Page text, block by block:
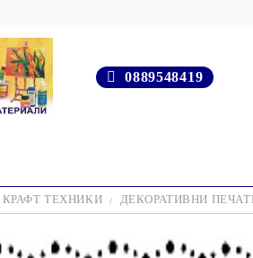
0889548419
ТЕХНИКИ ДЕКОРАТИВНИ